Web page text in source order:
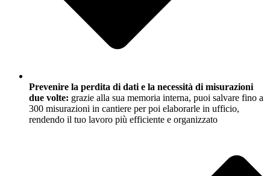
Prevenire la perdita di dati e la necessità di misurazioni
due volte: grazie alla sua memoria interna, puoi salvare fino a
300 misurazioni in cantiere per poi elaborarle in ufficio,
rendendo il tuo lavoro più efficiente e organizzato